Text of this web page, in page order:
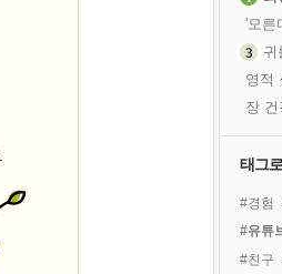
'모른
영적
장
태그
#경험
#유튜
#친구